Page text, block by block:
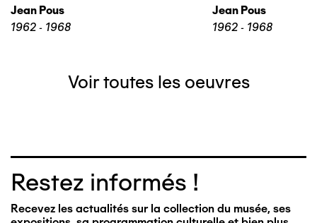
Jean Pous
1962 - 1968
Jean Pous
1962 - 1968
Voir toutes les oeuvres
Restez informés !
Recevez les actualités sur la collection du musée, ses